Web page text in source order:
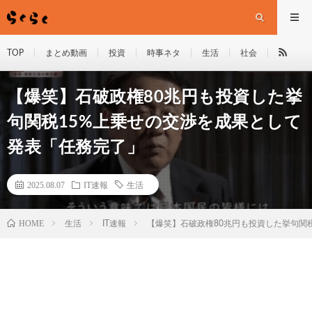
TOP まとめ動画 投資 時事ネタ 生活 社会
【爆笑】石破政権80兆円も投資した挙
句関税15%上乗せの交渉を成果として
発表「任務完了」
2025.08.07 IT速報 生活
HOME 生活 IT速報 【爆笑】石破政権80兆円も投資した挙句